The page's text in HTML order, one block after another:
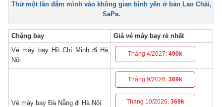
Thử một lần đắm mình vào không gian bình yên ở bản Lao Chải,
SaPa.
Chặng bay
Giá vé máy bay rẻ nhất
Vé máy bay Hồ Chí Minh đi Hà
Nội
Tháng 4/2027:490k
Vé máy bay Đà Nẵng đi Hà Nội
Tháng 9/2026:369k
Tháng 10/2026: 369k